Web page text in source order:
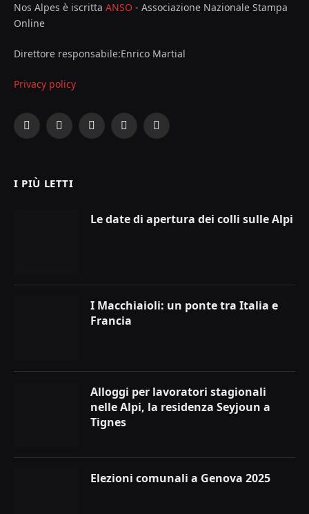
Nos Alpes è iscritta ANSO - Associazione Nazionale Stampa
Online
Direttore responsabile:Enrico Martial
Privacy policy
Facebook
X
InstagramYouTubeLinkedIn
I PIÙ LETTI
Le date di apertura dei colli sulle Alpi
I Macchiaioli: un ponte tra Italia e
Francia
Alloggi per lavoratori stagionali
nelle Alpi, la residenza Seyjoun a
Tignes
Elezioni comunali a Genova 2025